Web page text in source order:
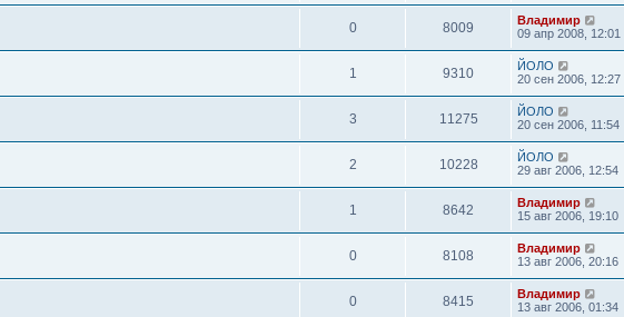
0 8009
Владимир
09 апр 2008, 12:01
1 9310
ЙОЛО
20 сен 2006, 12:27
3 11275
ЙОЛО
20 сен 2006, 11:54
2 10228
ЙОЛО
29 авг 2006, 12:54
1 8642
Владимир
15 авг 2006, 19:10
0 8108
Владимир
13 авг 2006, 20:16
0 8415
Владимир
13 авг 2006, 01:34